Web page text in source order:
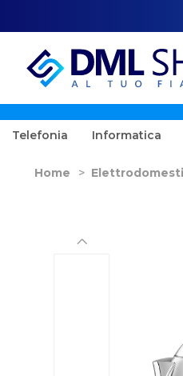
Telefonia Informatica
Home >